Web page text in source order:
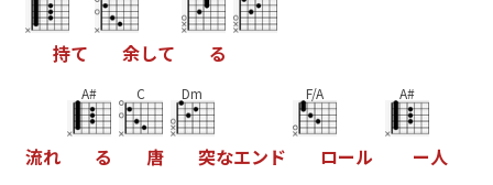
持て 余して る
流れ
A#
る
C
唐
Dm
突なエン ド
F/A
ロール
A#
ー人